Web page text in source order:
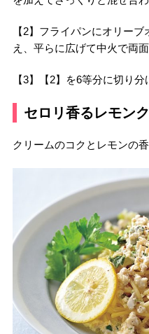
【2】フライパンにオリー
え、平らに広げて中火で両面
【3】【2】を6等分に切り分
セロリ香るレモン
クリームのコクとレモンの